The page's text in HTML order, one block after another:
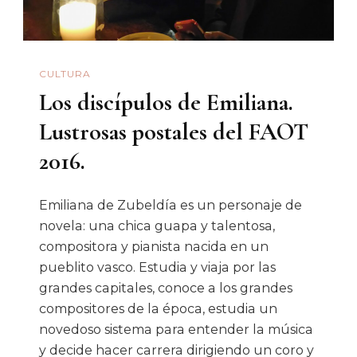
Lo
Es
CULTURA
Los discípulos de Emiliana.
Lustrosas postales del FAOT
2016.
Emiliana de Zubeldía es un personaje de
novela: una chica guapa y talentosa,
compositora y pianista nacida en un
pueblito vasco. Estudia y viaja por las
grandes capitales, conoce a los grandes
compositores de la época, estudia un
novedoso sistema para entender la música
y decide hacer carrera dirigiendo un coro y